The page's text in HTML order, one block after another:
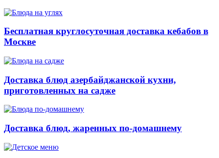
Бесплатная круглосуточная доставка кебабов в
Москве
Доставка блюд азербайджанской кухни,
приготовленных на садже
Доставка блюд, жаренных по-домашнему